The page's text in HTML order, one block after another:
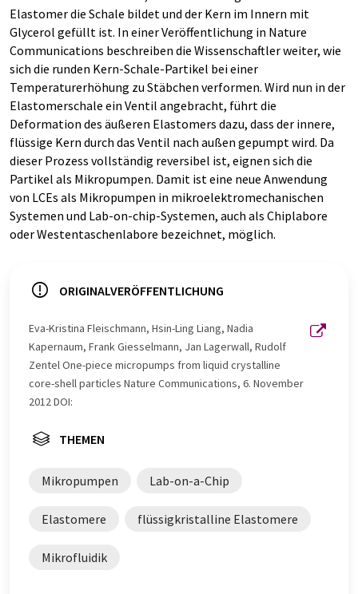
Elastomer die Schale bildet und der Kern im Innern mit
Glycerol gefüllt ist. In einer Veröffentlichung in Nature
Communications beschreiben die Wissenschaftler weiter, wie
sich die runden Kern-Schale-Partikel bei einer
Temperaturerhöhung zu Stäbchen verformen. Wird nun in der
Elastomerschale ein Ventil angebracht, führt die
Deformation des äußeren Elastomers dazu, dass der innere,
flüssige Kern durch das Ventil nach außen gepumpt wird. Da
dieser Prozess vollständig reversibel ist, eignen sich die
Partikel als Mikropumpen. Damit ist eine neue Anwendung
von LCEs als Mikropumpen in mikroelektromechanischen
Systemen und Lab-on-chip-Systemen, auch als Chiplabore
oder Westentaschenlabore bezeichnet, möglich.
ORIGINALVERÖFFENTLICHUNG
Eva-Kristina Fleischmann, Hsin-Ling Liang, Nadia
Kapernaum, Frank Giesselmann, Jan Lagerwall, Rudolf
Zentel One-piece micropumps from liquid crystalline
core-shell particles Nature Communications, 6. November
2012 DOI:
THEMEN
Mikropumpen Lab-on-a-Chip
Elastomere flüssigkristalline Elastomere
Mikrofluidik